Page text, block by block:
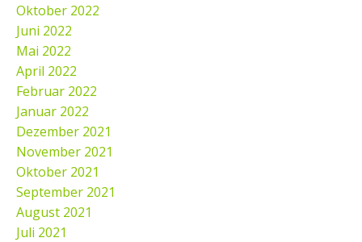
Oktober 2022
Juni 2022
Mai 2022
April 2022
Februar 2022
Januar 2022
Dezember 2021
November 2021
Oktober 2021
September 2021
August 2021
Juli 2021